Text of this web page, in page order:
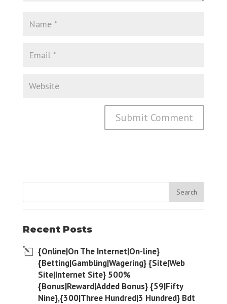
Recent Posts
{Online|On The Internet|On-line}
{Betting|Gambling|Wagering} {Site|Web
Site|Internet Site} 500%
{Bonus|Reward|Added Bonus} {59|Fifty
Nine},{300|Three Hundred|3 Hundred} Bdt